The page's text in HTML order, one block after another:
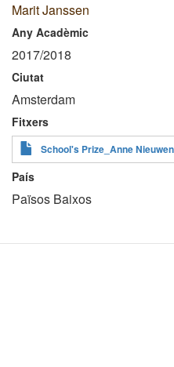
Marit Janssen
Any Acadèmic
2017/2018
Ciutat
Amsterdam
Fitxers
School's Prize_Anne
País
Països Baixos